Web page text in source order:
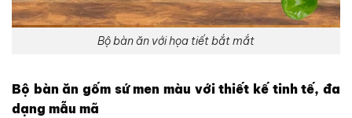
Bộ bàn ăn với họa tiết bắt mắt
Bộ bàn ăn gốm sứ men màu với thiết kế tinh tế, đa
dạng mẫu mã